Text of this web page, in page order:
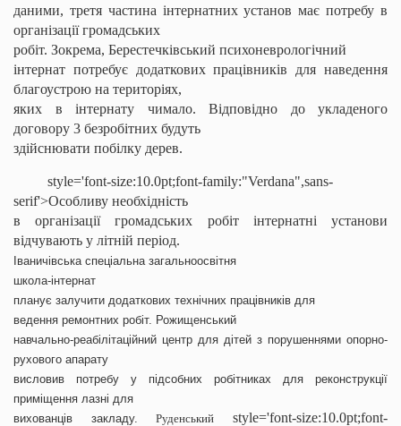
даними, третя частина інтернатних установ має потребу в
організації громадських
робіт. Зокрема, Берестечківський психоневрологічний
інтернат потребує додаткових працівників для наведення
благоустрою на територіях,
яких в інтернату чимало. Відповідно до укладеного
договору 3 безробітних будуть
здійснювати побілку дерев.
style='font-size:10.0pt;font-family:"Verdana",sans-
serif'>Особливу необхідність
в організації громадських робіт інтернатні установи
відчувають у літній період.
Іваничівська спеціальна загальноосвітня
школа-інтернат
планує залучити додаткових технічних працівників для
ведення ремонтних робіт. Рожищенський
навчально-реабілітаційний центр для дітей з порушеннями опорно-
рухового апарату
висловив потребу у підсобних робітниках для реконструкції
приміщення лазні для
вихованців закладу.Руденський style='font-size:10.0pt;font-